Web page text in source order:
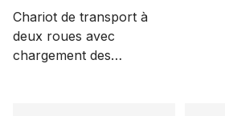
Chariot de transport à
deux roues avec
chargement des